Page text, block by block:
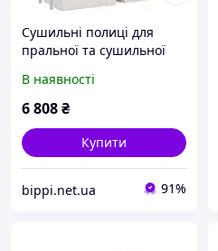
Сушильні полиці для
пральної та сушильної
поперечиною та гачками,
двоярусні регульовані
В наявності
6 808₴
Купити
bippi.net.ua 91%